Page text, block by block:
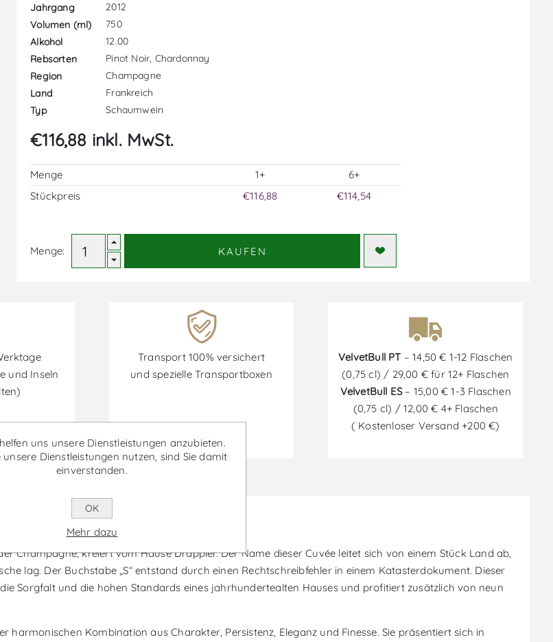
Jahrgang
2012
Volumen (ml)
750
Alkohol
12.00
Rebsorten
Pinot Noir, Chardonnay
Region
Champagne
Land
Frankreich
Typ
Schaumwein
€116,88 inkl. MwSt.
Menge 1+
6+
Stückpreis
€116,88 €114,54
Menge: KAUFEN
und Inseln
Transport 100% versichert
und spezielle Transportboxen
VelvetBull PT – 14,50 € 1-12 Flaschen
(0,75 cl) / 29,00 € für 12+ Flaschen
VelvetBull ES– 15,00 € 1-3 Flaschen
(0,75 cl) / 12,00 € 4+ Flaschen
( Kostenloser Versand +200 €)
vom 30/06/2026 bis zum 30/09/2026 verfügbar.
- Schaumwein
Champagne, kreiert vom Hause Drappier. Der Name dieser Cuvée leitet sich von einem Stück Land ab,
lag. Der Buchstabe „S“ entstand durch einen Rechtschreibfehler in einem Katasterdokument. Dieser
Sorgfalt und die hohen Standards eines jahrhundertealten Hauses und profitiert zusätzlich von neun
harmonischen Kombination aus Charakter, Persistenz, Eleganz und Finesse. Sie präsentiert sich in
uns unsere Dienstleistungen anzubieten.
unsere Dienstleistungen nutzen, sind Sie damit
einverstanden.
OK
Mehr dazu